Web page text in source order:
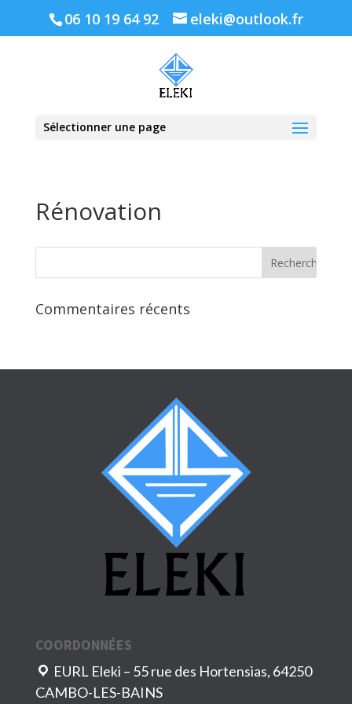
06 10 19 64 92 eleki@outlook.fr
Sélectionner une page
Rénovation
Commentaires récents
COORDONNÉES
EURL Eleki – 55 rue des Hortensias, 64250
CAMBO-LES-BAINS